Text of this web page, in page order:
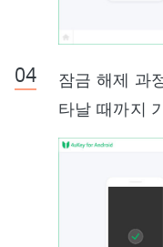
잠금 해제 과
타날 때까지